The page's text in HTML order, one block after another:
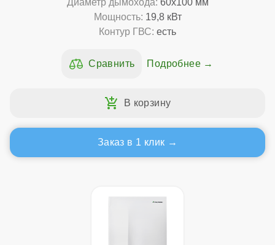
Диаметр дымохода: 60x100 мм
Мощность: 19,8 кВт
Контур ГВС: есть
Подробнее
Заказ в 1 клик